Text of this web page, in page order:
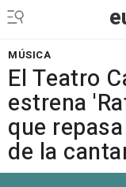
MÚSICA
El Teatro
estrena
que
de la